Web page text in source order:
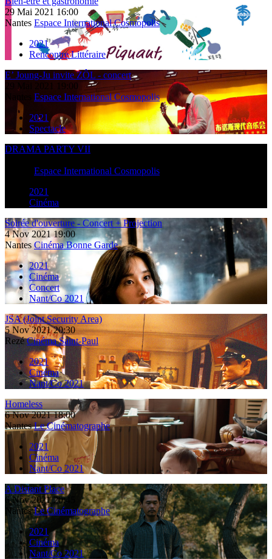
29 Mai 2021 16:00
Nantes Espace International Cosmopolis
2021
Rencontre Littéraire
E’ Joung-Ju invite ZÔL - concert
29
Mai 2021
19:00
Nantes
Espace International Cosmopolis
2021
Spectacle
DRAMA PARTY VII
Espace International Cosmopolis
2021
Cinéma
Soirée d'ouverture - Concert + Projection
4 Nov 2021 19:00
Nantes Cinéma Bonne Garde
2021
Cinéma
Concert
Nant/Co 2021
JSA (Joint Security Area)
5 Nov 2021 20:30
Rezé Cinéma Saint-Paul
2021
Cinéma
Nant/Co 2021
Homeless
6 Nov 2021 18:00
Nantes Le Cinématographe
2021
Cinéma
Nant/Co 2021
A Distant Place
6 Nov 2021 20:45
Nantes Le Cinématographe
2021
Cinéma
Nant/Co 2021